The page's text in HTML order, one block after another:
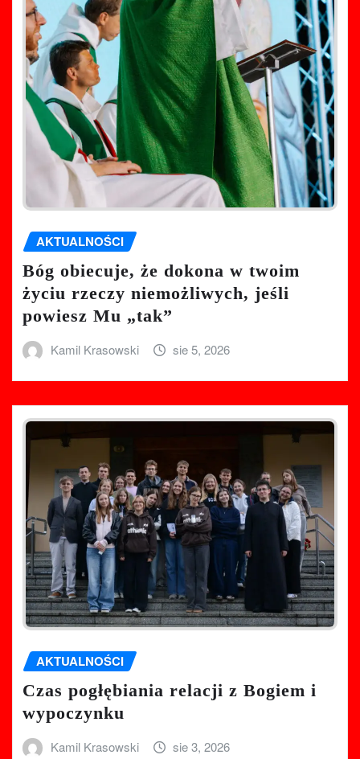
AKTUALNOŚCI
Bóg obiecuje, że dokona w twoim
życiu rzeczy niemożliwych, jeśli
powiesz Mu „tak”
Kamil Krasowski sie 5, 2026
AKTUALNOŚCI
Czas pogłębiania relacji z Bogiem i
wypoczynku
Kamil Krasowski sie 3, 2026